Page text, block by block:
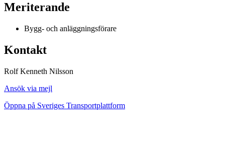
Meriterande
Bygg- och anläggningsförare
Kontakt
Rolf Kenneth Nilsson
Ansök via mejl
Öppna på Sveriges Transportplattform